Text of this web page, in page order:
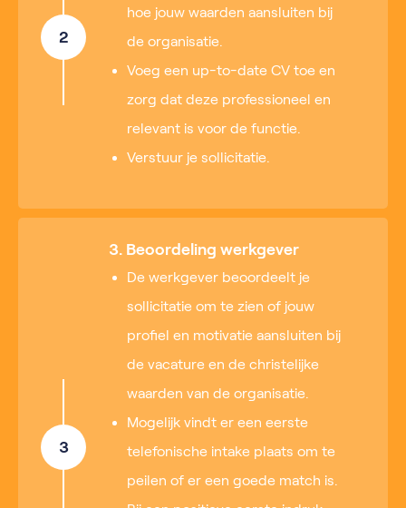
2
hoe jouw waarden aansluiten bij
de organisatie.
Voeg een up-to-date CV toe en
zorg dat deze professioneel en
relevant is voor de functie.
Verstuur je sollicitatie.
3
3. Beoordeling werkgever
De werkgever beoordeelt je
sollicitatie om te zien of jouw
profiel en motivatie aansluiten bij
de vacature en de christelijke
waarden van de organisatie.
Mogelijk vindt er een eerste
telefonische intake plaats om te
peilen of er een goede match is.